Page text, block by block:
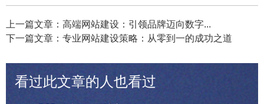
上一篇文章：高端网站建设：引领品牌迈向数字...
下一篇文章：专业网站建设策略：从零到一的成功之道
看过此文章的人也看过